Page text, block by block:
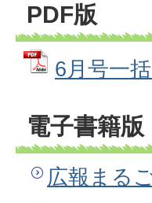
PDF版
6月号一
電子書籍版
広報まる